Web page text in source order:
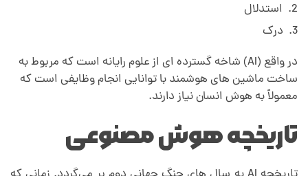
استدلال
درک
در واقع (AI) شاخه گسترده ای از علوم رایانه است که مربوط به
ساخت ماشین های هوشمند با توانایی انجام وظایفی است که
معمولاً به هوش انسان نیاز دارند.
تاریخچه هوش مصنوعی